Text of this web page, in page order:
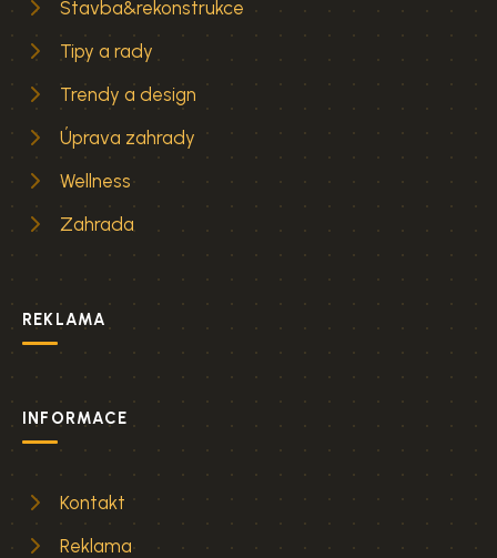
Stavba&rekonstrukce
Tipy a rady
Trendy a design
Úprava zahrady
Wellness
Zahrada
REKLAMA
INFORMACE
Kontakt
Reklama